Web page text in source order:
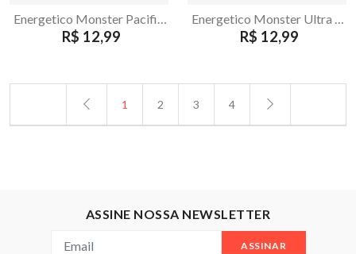
Energetico Monster Pacific Punch 473ml
R$ 12,99
Energetico Monster Ultra Energy Zero Acucar 473ml
R$ 12,99
1 2 3 4
ASSINE NOSSA NEWSLETTER
ASSINAR